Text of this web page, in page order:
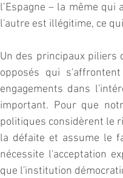
l’Espagne – la même
l'autre est illégitime, ce
Un des principaux piliers
opposés qui
engagements dans
important. Pour que
politiques considèrent le
la défaite et assume le
nécessite l'acceptation
que l'institution